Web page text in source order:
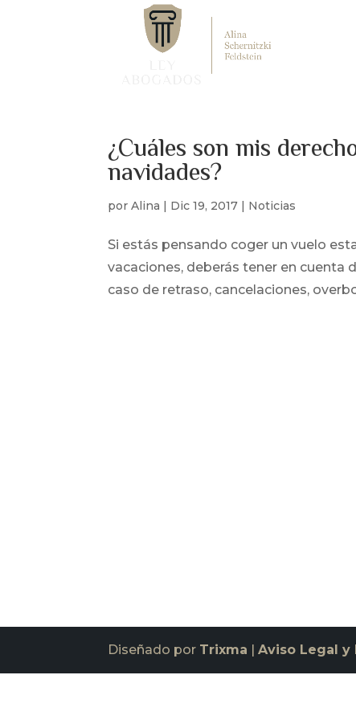
¿Cuáles son mis
navidades?
porAlina | Dic 19, 2017 | Noticias
Si estás pensando coger un vuelo
vacaciones, deberás tener en cuenta
caso de retraso, cancelaciones,
Diseñado por Trixma |Aviso Legal y